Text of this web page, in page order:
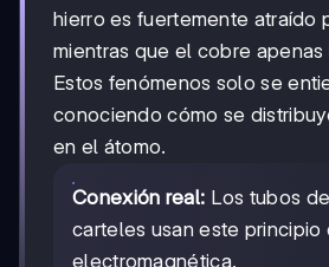
hierro es fuertemente atraído
mientras que el cobre apenas
Estos fenómenos solo se
conociendo cómo se
en el átomo.
Conexión real: Los tubos
carteles usan este principio
electromagnética.